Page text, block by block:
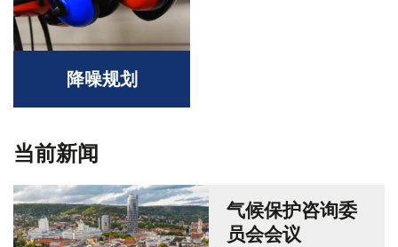
降噪规划
当前新闻
气候保护咨询委
员会会议